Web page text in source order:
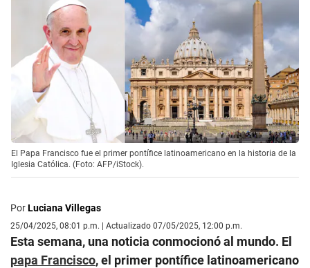
El Papa Francisco fue el primer pontífice latinoamericano en la historia de la
Iglesia Católica. (Foto: AFP/iStock).
PorLuciana Villegas
25/04/2025, 08:01 p.m. | Actualizado 07/05/2025, 12:00 p.m.
Esta semana, una noticia conmocionó al mundo. El
papa Francisco, el primer pontífice latinoamericano